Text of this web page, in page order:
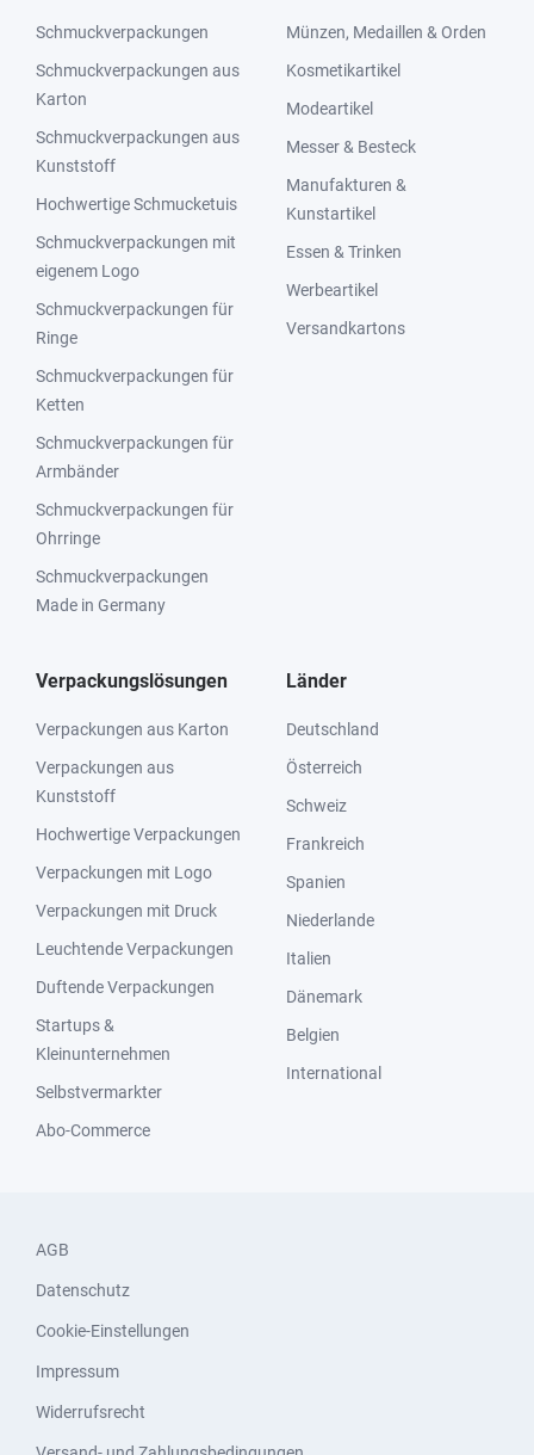
Schmuckverpackungen
Schmuckverpackungen aus
Karton
Schmuckverpackungen aus
Kunststoff
Hochwertige Schmucketuis
Schmuckverpackungen mit
eigenem Logo
Schmuckverpackungen für
Ringe
Schmuckverpackungen für
Ketten
Schmuckverpackungen für
Armbänder
Schmuckverpackungen für
Ohrringe
Schmuckverpackungen
Made in Germany
Münzen, Medaillen & Orden
Kosmetikartikel
Modeartikel
Messer & Besteck
Manufakturen &
Kunstartikel
Essen & Trinken
Werbeartikel
Versandkartons
Verpackungslösungen
Verpackungen aus Karton
Verpackungen aus
Kunststoff
Hochwertige Verpackungen
Verpackungen mit Logo
Verpackungen mit Druck
Leuchtende Verpackungen
Duftende Verpackungen
Startups &
Kleinunternehmen
Selbstvermarkter
Abo-Commerce
Länder
Deutschland
Österreich
Schweiz
Frankreich
Spanien
Niederlande
Italien
Dänemark
Belgien
International
AGB
Datenschutz
Cookie-Einstellungen
Impressum
Widerrufsrecht